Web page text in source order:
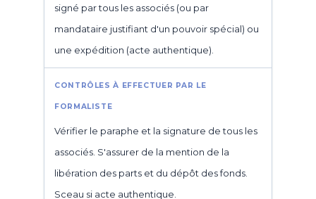
signé par tous les associés (ou par
mandataire justifiant d'un pouvoir spécial) ou
une expédition (acte authentique).
Vérifier le paraphe et la signature de tous les
associés. S'assurer de la mention de la
libération des parts et du dépôt des fonds.
Sceau si acte authentique.